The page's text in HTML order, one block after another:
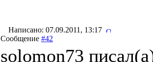
Написано: 07.09.2011, 13:17
Сообщение #42
solomon73